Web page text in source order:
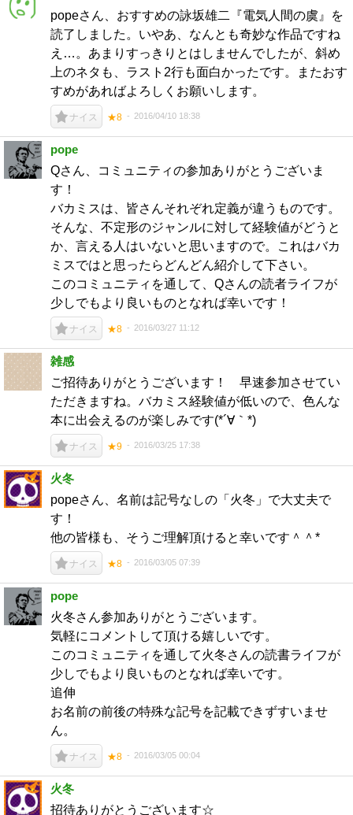
popeさん、おすすめの詠坂雄二『電気人間の虞』を
読了しました。いやあ、なんとも奇妙な作品ですね
え…。あまりすっきりとはしませんでしたが、斜め
上のネタも、ラスト2行も面白かったです。またおす
すめがあればよろしくお願いします。
ナイス ★8 2016/04/10 18:38
pope
Qさん、コミュニティの参加ありがとうございま
す！
バカミスは、皆さんそれぞれ定義が違うものです。
そんな、不定形のジャンルに対して経験値がどうと
か、言える人はいないと思いますので。これはバカ
ミスではと思ったらどんどん紹介して下さい。
このコミュニティを通して、Qさんの読者ライフが
少しでもより良いものとなれば幸いです！
ナイス ★8 2016/03/27 11:12
雑感
ご招待ありがとうございます！ 早速参加させてい
ただきますね。バカミス経験値が低いので、色んな
本に出会えるのが楽しみです(*´∀｀*)
ナイス ★9 2016/03/25 17:38
火冬
popeさん、名前は記号なしの「火冬」で大丈夫で
す！
他の皆様も、そうご理解頂けると幸いです＾＾*
ナイス ★8 2016/03/05 07:39
pope
火冬さん参加ありがとうございます。
気軽にコメントして頂ける嬉しいです。
このコミュニティを通して火冬さんの読書ライフが
少しでもより良いものとなれば幸いです。
追伸
お名前の前後の特殊な記号を記載できずすいませ
ん。
ナイス ★8 2016/03/05 00:04
火冬
招待ありがとうございます☆